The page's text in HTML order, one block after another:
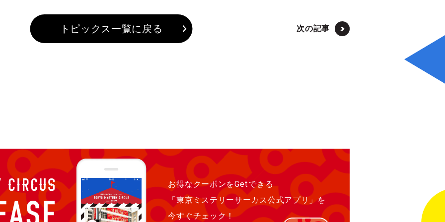
次の記事
トピックス一覧に戻る
お得なクーポンをGetできる
「東京ミステリーサーカス公式アプリ」を
今すぐチェック！